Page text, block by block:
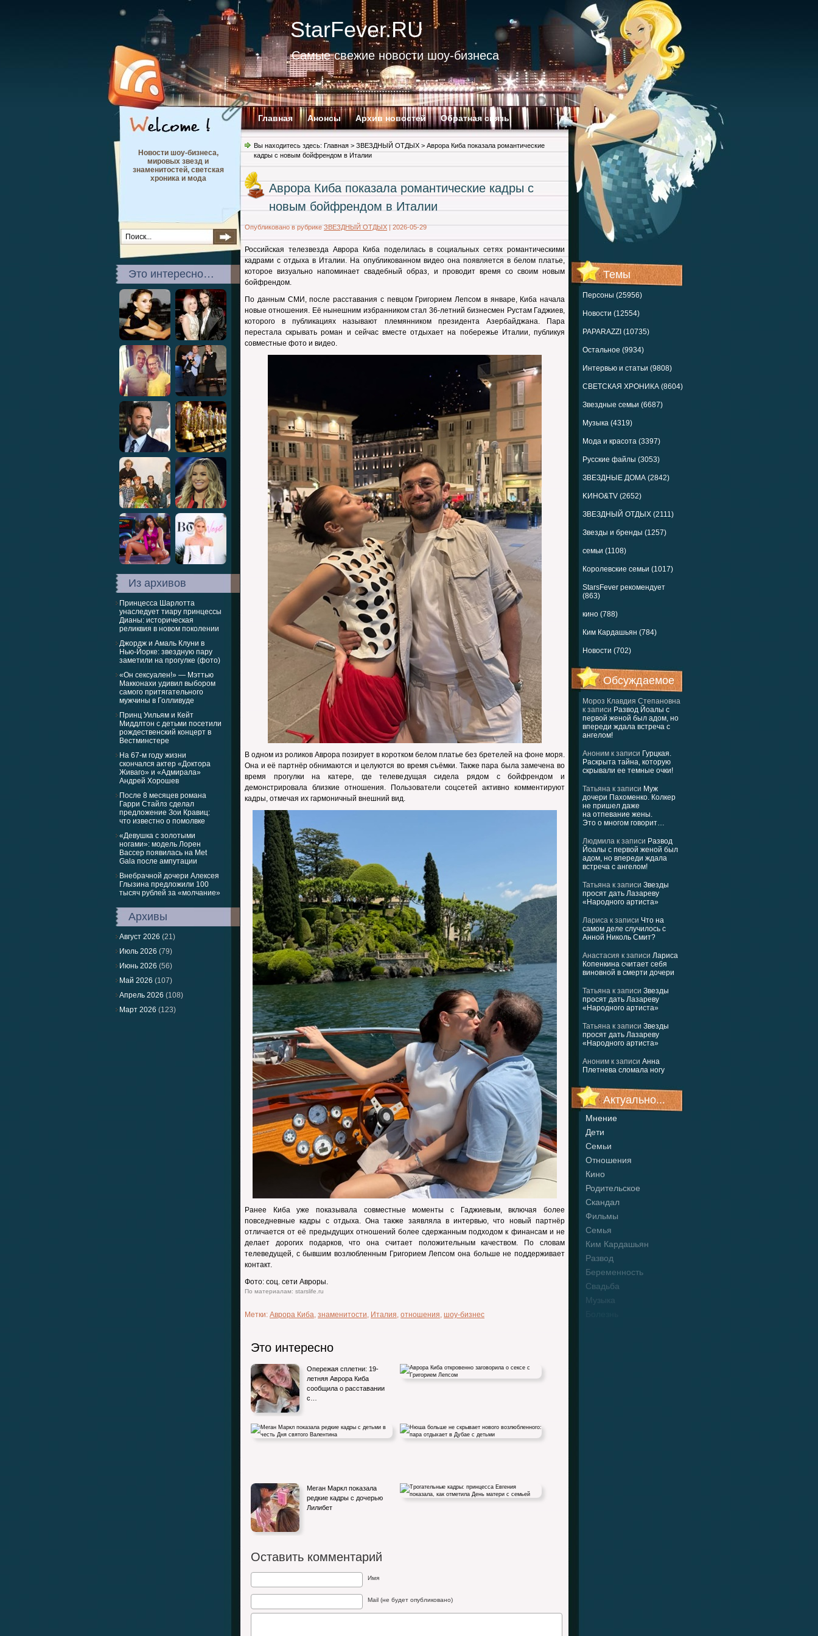
StarFever.RU
Самые свежие новости шоу-бизнеса
Главная Анонсы Архив новостей Обратная связь
Темы
Персоны (25956)
Новости (12554)
PAPARAZZI (10735)
Остальное (9934)
Интервью и статьи (9808)
СВЕТСКАЯ ХРОНИКА (8604)
Звездные семьи (6687)
Музыка (4319)
Мода и красота (3397)
Русские файлы (3053)
ЗВЕЗДНЫЕ ДОМА (2842)
KИНО&TV (2652)
ЗВЕЗДНЫЙ ОТДЫХ (2111)
Звезды и бренды (1257)
семьи (1108)
Королевские семьи (1017)
StarsFever рекомендует
(863)
кино (788)
Ким Кардашьян (784)
Новости (702)
Обсуждаемое
Мороз Клавдия Степановна
к записи Развод Йоалы с
первой женой был адом, но
впереди ждала встреча с
ангелом!
Аноним к записи Гурцкая.
Раскрыта тайна, которую
скрывали ее темные очки!
Татьяна к записи Муж
дочери Пахоменко. Колкер
не пришел даже
на отпевание жены.
Это о многом говорит…
Людмила к записи Развод
Йоалы с первой женой был
адом, но впереди ждала
встреча с ангелом!
Татьяна к записи Звезды
просят дать Лазареву
«Народного артиста»
Лариса к записи Что на
самом деле случилось с
Анной Николь Смит?
Анастасия к записи Лариса
Копенкина считает себя
виновной в смерти дочери
Татьяна к записи Звезды
просят дать Лазареву
«Народного артиста»
Татьяна к записи Звезды
просят дать Лазареву
«Народного артиста»
Аноним к записи Анна
Плетнева сломала ногу
Актуально...
Мнение
Дети
Семьи
Отношения
Кино
Родительское
Скандал
Фильмы
Семья
Ким Кардашьян
Развод
Беременность
Свадьба
Музыка
Новости шоу-бизнеса,
мировых звезд и
знаменитостей, светская
хроника и мода
Это интересно…
Из архивов
Принцесса Шарлотта
унаследует тиару принцессы
Дианы: историческая
реликвия в новом поколении
Джордж и Амаль Клуни в
Нью-Йорке: звездную пару
заметили на прогулке (фото)
«Он сексуален!» — Мэттью
Макконахи удивил выбором
самого притягательного
мужчины в Голливуде
Принц Уильям и Кейт
Миддлтон с детьми посетили
рождественский концерт в
Вестминстере
На 67-м году жизни
скончался актер «Доктора
Живаго» и «Адмирала»
Андрей Хорошев
После 8 месяцев романа
Гарри Стайлз сделал
предложение Зои Кравиц:
что известно о помолвке
«Девушка с золотыми
ногами»: модель Лорен
Вассер появилась на Met
Gala после ампутации
Внебрачной дочери Алексея
Глызина предложили 100
тысяч рублей за «молчание»
Архивы
Август 2026 (21)
Июль 2026 (79)
Июнь 2026 (56)
Май 2026 (107)
Апрель 2026 (108)
Март 2026 (123)
Вы находитесь здесь: Главная > ЗВЕЗДНЫЙ ОТДЫХ > Аврора Киба показала романтические
кадры с новым бойфрендом в Италии
Аврора Киба показала романтические кадры с
новым бойфрендом в Италии
Опубликовано в рубрике ЗВЕЗДНЫЙ ОТДЫХ | 2026-05-29
Российская телезвезда Аврора Кибаподелилась в социальных сетях романтическими
кадрами с отдыха в Италии. На опубликованном видео она появляется в белом платье,
которое визуально напоминает свадебный образ, и проводит время со своим новым
бойфрендом.
По данным СМИ, после расставания с певцом Григорием Лепсом в январе, Киба начала
новые отношения. Её нынешним избранником стал 36-летний бизнесмен Рустам Гаджиев,
которого в публикациях называют племянником президента Азербайджана. Пара
перестала скрывать роман и сейчас вместе отдыхает на побережье Италии, публикуя
совместные фото и видео.
В одном из роликов Аврора позирует в коротком белом платье без бретелей на фоне моря.
Она и её партнёр обнимаются и целуются во время съёмки. Также пара была замечена во
время прогулки на катере, где телеведущая сидела рядом с бойфрендом и
демонстрировала близкие отношения. Пользователи соцсетей активно комментируют
кадры, отмечая их гармоничный внешний вид.
Ранее Киба уже показывала совместные моменты с Гаджиевым, включая более
повседневные кадры с отдыха. Она также заявляла в интервью, что новый партнёр
отличается от её предыдущих отношений более сдержанным подходом к финансам и не
делает дорогих подарков, что она считает положительным качеством. По словам
телеведущей, с бывшим возлюбленным Григорием Лепсом она больше не поддерживает
контакт.
Фото: соц. сети Авроры.
По материалам: starslife.ru
Метки: Аврора Киба, знаменитости, Италия, отношения, шоу-бизнес
Это интересно
Опережая сплетни: 19-
летняя Аврора Киба
сообщила о расставании
с…
Аврора Киба откровенно заговорила о сексе
с Григорием Лепсом
Меган Маркл показала редкие кадры с
детьми в честь Дня святого…
Нюша больше не скрывает нового
возлюбленного: пара отдыхает в…
Меган Маркл показала
редкие кадры с дочерью
Лилибет
Оставить комментарий
Имя
Mail (не будет опубликовано)